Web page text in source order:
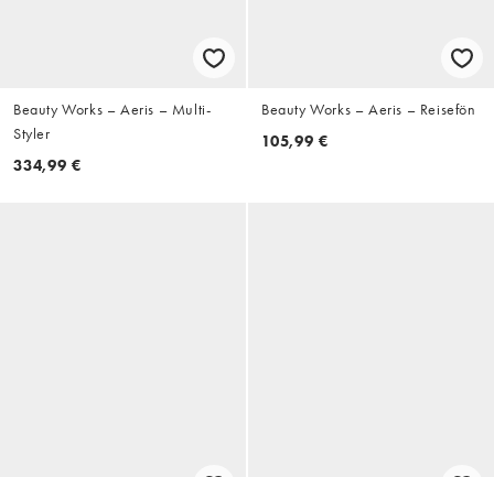
Beauty Works – Aeris – Multi-
Styler
334,99 €
Beauty Works – Aeris – Reisefön
105,99 €